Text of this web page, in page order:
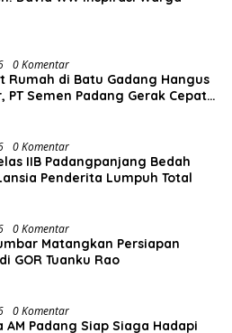
0 Komentar
Rumah di Batu Gadang Hangus
PT Semen Padang Gerak Cepat
0 Komentar
IIB Padangpanjang Bedah
Penderita Lumpuh Total
0 Komentar
Matangkan Persiapan
GOR Tuanku Rao
0 Komentar
AM Padang Siap Siaga Hadapi